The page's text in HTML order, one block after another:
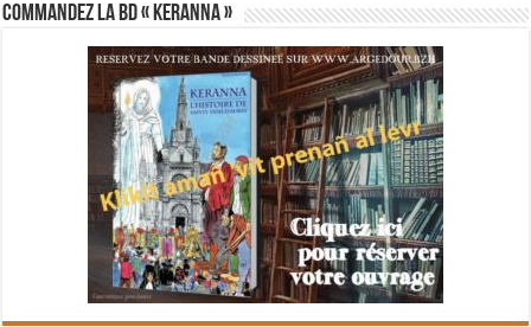
Commandez la BD « Keranna »